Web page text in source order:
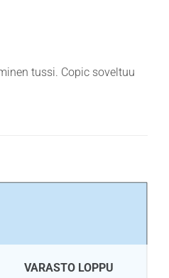
tussi. Copic soveltuu
VARASTO LOPPU